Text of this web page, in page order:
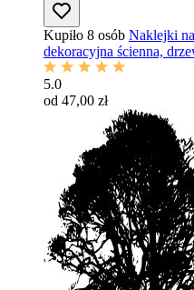
Kupiło 8 osób Naklejki
dekoracyjna ścienna,
5.0
od 47,00 zł